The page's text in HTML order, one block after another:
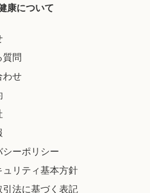
康について
質問
わせ
シーポリシー
リティ基本方針
法に基づく表記